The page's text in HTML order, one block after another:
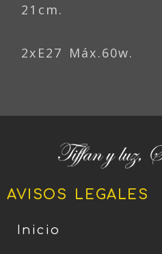
21cm.
2xE27 Máx.60w.
AVISOS LEGALES
Inicio